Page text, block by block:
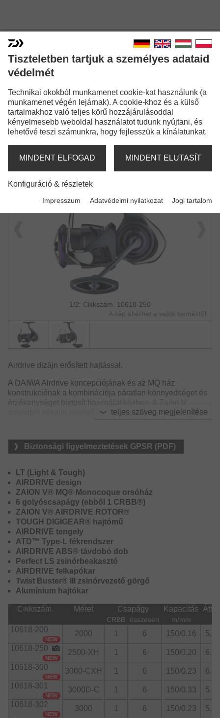
PERGETŐ ORSÓ
1/2: Cikkszám. 10618-250
A kép eltérhet a valós terméktől.
teljes szöveg megjelenítése
Airdrive dizájn erősített hajtással.
A DAIWA Airdrive koncepciójának és az MQ ház
konstrukciónak a kombinációja páratlan könnyedséget és
érzékenységet biztosít használat közben. A Zaion V
anyagból készült könnyű Airdrive rotor az orsó alsó
érzékenység érhető el. Az Airdrive rotor és az üreges
Airdrive felkapókar kombinációja jelentősen javítja a
összegabalyodásának kockázatát. A Twist Buster
optimalizált zsinórbevezetési szöge a zsinórvezető
görgőnél kevesebb csavarást és súrlódást eredményez
behúzás közben, ami jelentősen csökkenti a gubancok
kialakulásának esélyét, különösen vékony zsinóroknál és
szeles időben.
A nagyméretű Tough Digigear MQ hajtás túlméretezett
fogazattal közvetlen erőátvitelt biztosít terhelés alatt,
rendkívül ellenálló, és torzulásmentesen van rögzítve a
Zaion V anyagból készült MQ orsóházba. A könnyű
Airdrive dob peremét továbbfejlesztették, így csökkentve a
súrlódást dobás közben és növelve a dobástávolságot.
Az ATD Type-L fék simán adagolja a zsinórt, letapadás
nélkül, és az előre beállított fékerőt azonnal hozza.
Optimális és rendkívül tartós orsó sügér, csuka, kősüllő és
pisztráng pergetéséhez.
Műszaki kivitel:
A 2000-es méret I-alakú, a 2500-4000-es méretek pedig T-
alakú hajtókargombbal vannak felszerelve.
Biztonsági figyelmeztetések GPSR (PDF)
LT (Light & Tough)
AIRDRIVE design
ZAION V® MQ® Monocoque orsóház
6 golyóscsapágy (ebből 1 CRBB®)
ZAION V® AIRDRIVE ROTOR®
TOUGH DIGIGEAR® hajtómű
AIRDRIVE tengely
ATD™ Type-L fékrendszer
AIRDRIVE ABS® távdobó dob
Perfect LS zsinórbeakasztó
AIRDRIVE felkapókar
Twist Buster® III zsinórvezető görgő
Alumínium hajtókar
Cikkszám. Méret Csapágy Kapacitás
CRBB összesen m/mm
10618-200
NEW
2000 1 6 150/0.16
10618-250
NEW
2500-XH 1 6 150/0.20
10618-300
NEW
3000-CXH 1 6 150/0.23
10618-301
NEW
3000D-C 1 6 150/0.33
10618-302
NEW
3000 1 6 150/0.23
Tiszteletben tartjuk a személyes adataid
védelmét
Technikai okokból munkamenet cookie-kat használunk (a
munkamenet végén lejárnak). A cookie-khoz és a külső
tartalmakhoz való teljes körű hozzájárulásoddal
kényelmesebb weboldal használatot tudunk nyújtani, és
lehetővé teszi számunkra, hogy fejlesszük a kínálatunkat.
MINDENT ELFOGAD MINDENT ELUTASÍT
Konfiguráció & részletek
Impresszum Adatvédelmi nyilatkozat Jogi tartalom